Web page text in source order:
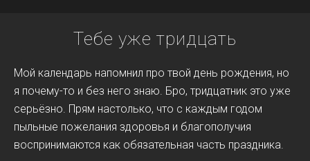
Тебе уже тридцать
Мой календарь напомнил про твой день рождения, но
я почему-то и без него знаю. Бро, тридцатник это уже
серьёзно. Прям настолько, что с каждым годом
пыльные пожелания здоровья и благополучия
воспринимаются как обязательная часть праздника.